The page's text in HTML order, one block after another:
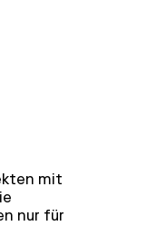
mit
nur für